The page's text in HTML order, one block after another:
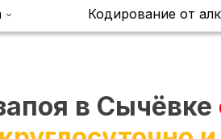
Кодирование от
в Сычёвке